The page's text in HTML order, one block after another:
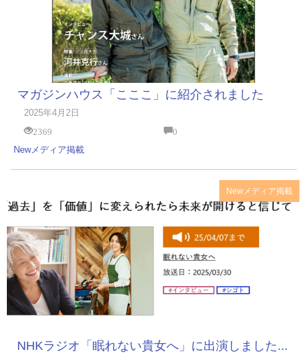
マガジンハウス「こここ」に紹介されました
2025年4月2日
2369
0
Newメディア掲載
Newメディア掲載
NHKラジオ「眠れない貴女へ」に出演しました...